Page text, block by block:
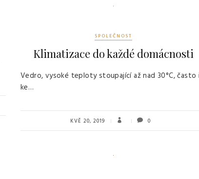
SPOLEČNOST
Klimatizace do každé domácnosti
Vedro, vysoké teploty stoupající až nad 30°C, často i
ke…
KVĚ 20, 2019 0